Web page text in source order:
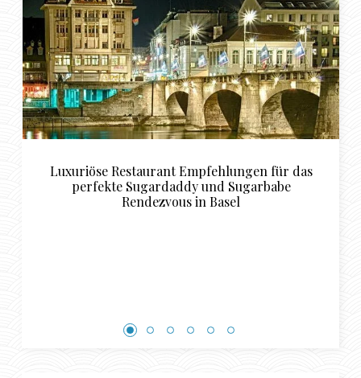
für das
Sugardating in Koblenz